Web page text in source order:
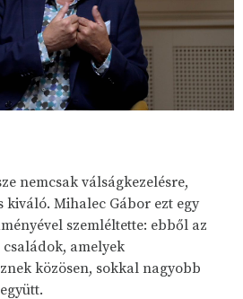
nemcsak válságkezelésre,
kiváló. Mihalec Gábor ezt egy
szemléltette: ebből az
amelyek
közösen, sokkal nagyobb